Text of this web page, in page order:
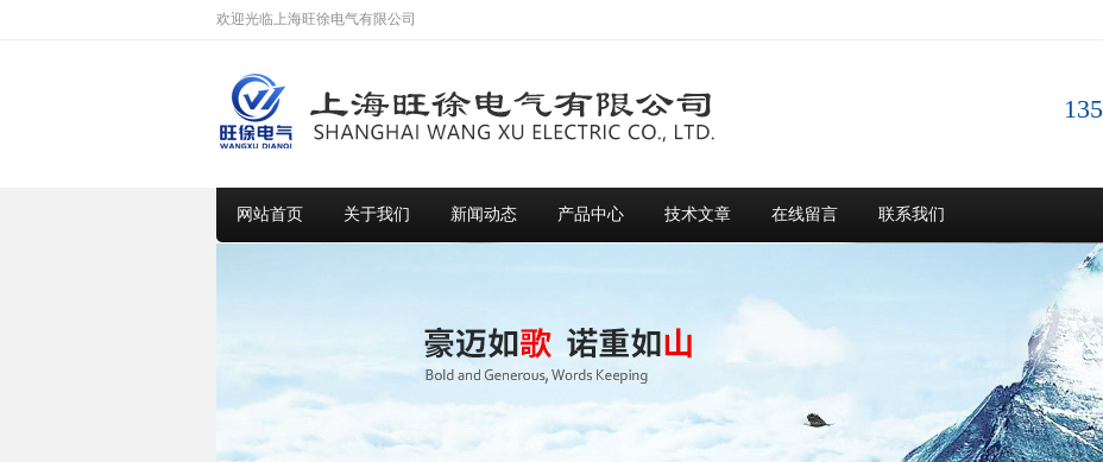
欢迎光临上海旺徐电气有限公司
网站首页 关于我们 新闻动态 产品中心 技术文章 在线留言 联系我们